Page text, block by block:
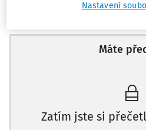
a mateřství, otcovská ani
2022. Jelikož se zaměstnanci
Otcovská mu však v tomto
Máte
Zatím jste si
Nastavení